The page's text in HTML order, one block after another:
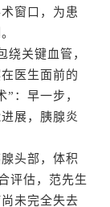
窗口，为患
关键血管，
医生面前的
：早一步，
展，胰腺炎
头部，体积
评估，范先生
未完全失去